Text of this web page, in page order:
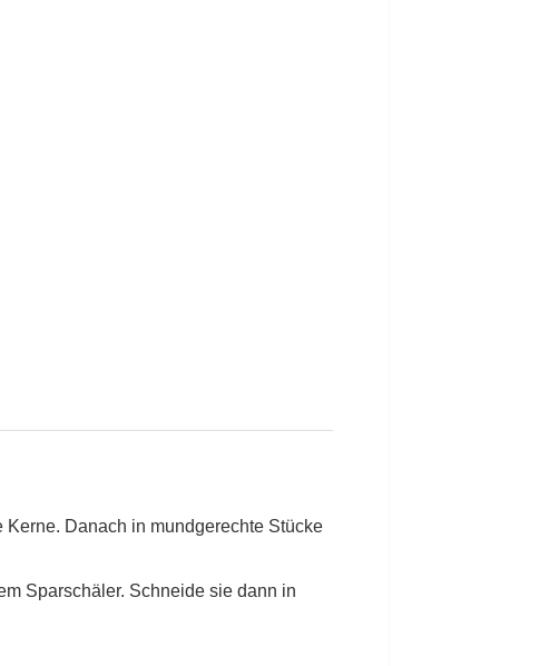
Danach in mundgerechte Stücke
Sparschäler. Schneide sie dann in